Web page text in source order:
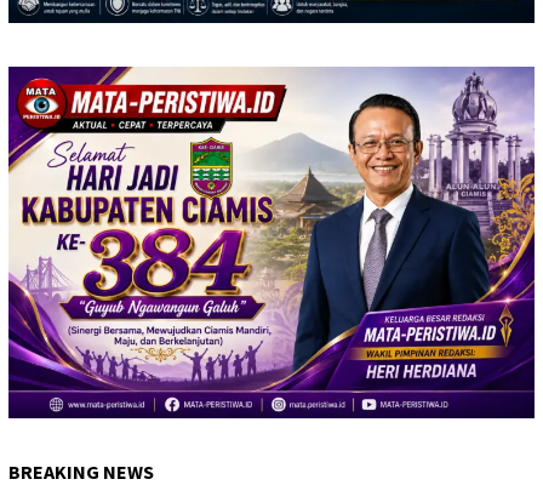
BREAKING NEWS